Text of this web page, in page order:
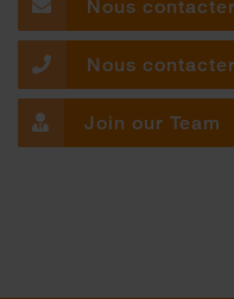
Nous
Nous
Join our Team